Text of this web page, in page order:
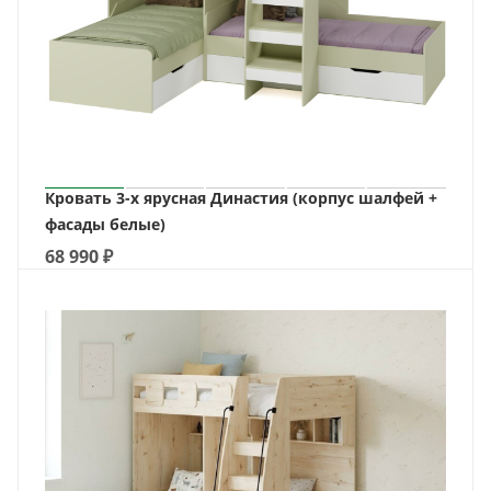
Кровать 3-х ярусная Династия (корпус шалфей +
фасады белые)
68 990₽